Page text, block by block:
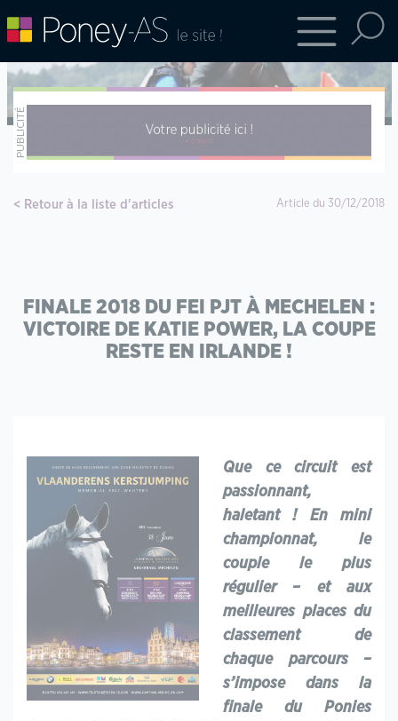
Retour à la liste d'articles Article du 30/12/2018
FINALE 2018 DU FEI PJT À MECHELEN :
VICTOIRE DE KATIE POWER, LA COUPE
RESTE EN IRLANDE !
Que ce circuit est
passionnant,
haletant ! En mini
championnat, le
couple le plus
régulier – et aux
meilleures places du
classement de
chaque parcours –
s’impose dans la
finale du Ponies